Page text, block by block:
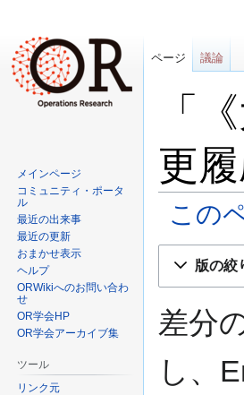
「
更
この
ー
シ
ン
移
動
版の絞
差分
し、
ページ 議論
メインページ
コミュニティ・ポータ
ル
最近の出来事
最近の更新
おまかせ表示
ヘルプ
ORWikiへのお問い合わ
せ
OR学会HP
OR学会アーカイブ集
ツール
リンク元